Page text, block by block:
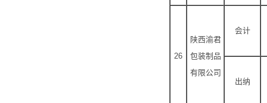
26
陕西渝君
包装制品
有限公司
会计
出纳